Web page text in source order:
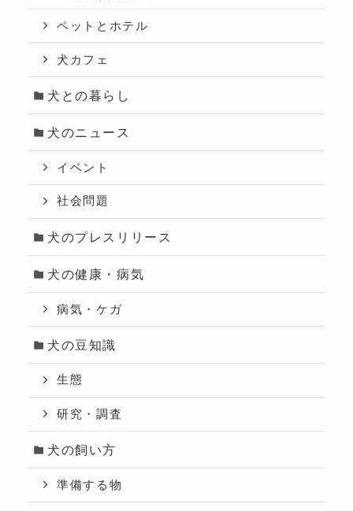
ペットとホテル
犬カフェ
犬との暮らし
犬のニュース
イベント
社会問題
犬のプレスリリース
犬の健康・病気
病気・ケガ
犬の豆知識
生態
研究・調査
犬の飼い方
準備する物